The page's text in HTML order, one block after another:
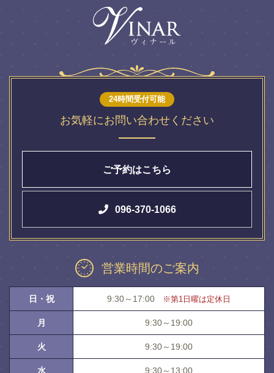
24時間受付可能
お気軽にお問い合わせください
ご予約はこちら
096-370-1066
営業時間のご案内
日・祝 9:30～17:00 ※第1日曜は定休日
月 9:30～19:00
火 9:30～19:00
水 9:30～13:00